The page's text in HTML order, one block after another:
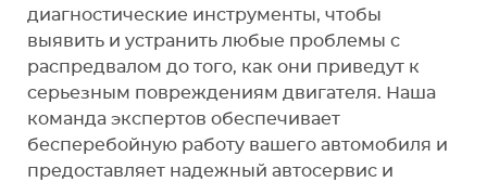
диагностические инструменты, чтобы
выявить и устранить любые проблемы с
распредвалом до того, как они приведут к
серьезным повреждениям двигателя. Наша
команда экспертов обеспечивает
бесперебойную работу вашего автомобиля и
предоставляет надежный автосервис и